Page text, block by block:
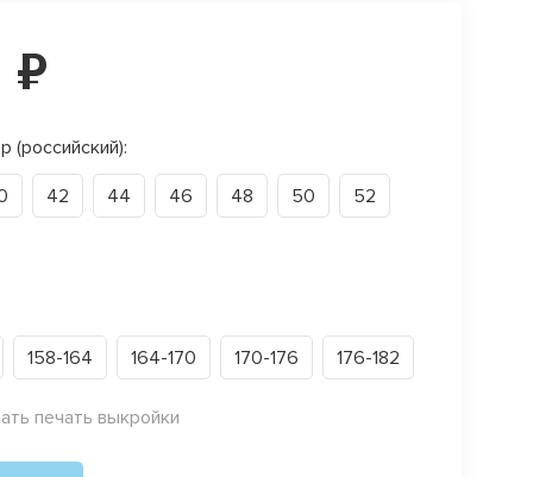
₽
(российский):
42 44 46 48 50 52
158-164 164-170 170-176 176-182
печать выкройки